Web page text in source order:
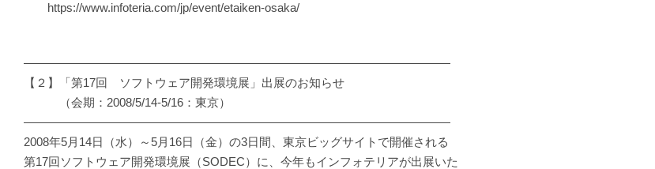
https://www.infoteria.com/jp/event/etaiken-osaka/
――――――――――――――――――――――――――――――――――――
【２】「第17回 ソフトウェア開発環境展」出展のお知らせ
（会期：2008/5/14-5/16：東京）
――――――――――――――――――――――――――――――――――――
2008年5月14日（水）～5月16日（金）の3日間、東京ビッグサイトで開催される
第17回ソフトウェア開発環境展（SODEC）に、今年もインフォテリアが出展いた